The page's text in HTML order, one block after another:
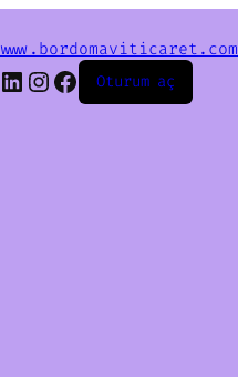
www.bordomaviticaret.com
LinkedIn
Instagram
Facebook
Oturum aç